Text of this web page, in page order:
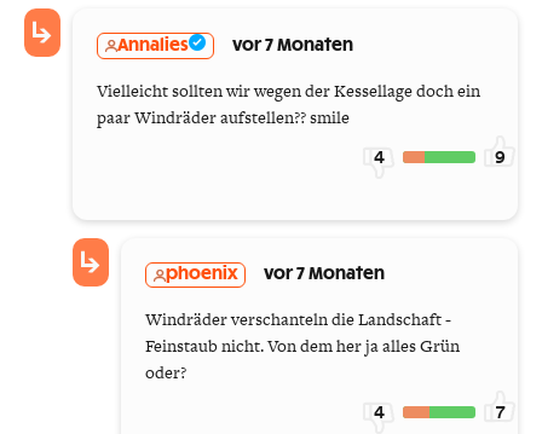
Annalies vor 7 Monaten
Vielleicht sollten wir wegen der Kessellage doch ein
paar Windräder aufstellen?? smile
4 9
phoenix vor 7 Monaten
Windräder verschanteln die Landschaft -
Feinstaub nicht. Von dem her ja alles Grün
oder?
4 7